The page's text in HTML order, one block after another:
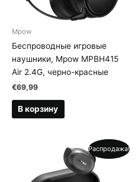
Mpow
Беспроводные игровые
наушники, Mpow MPBH415
Air 2.4G, черно-красные
€69,99
В корзину
Распродажа!